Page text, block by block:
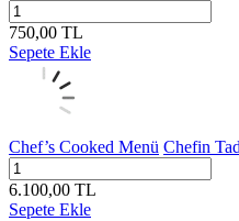
750,00 TL
Sepete Ekle
Chef’s Cooked Menü Chefin
6.100,00 TL
Sepete Ekle